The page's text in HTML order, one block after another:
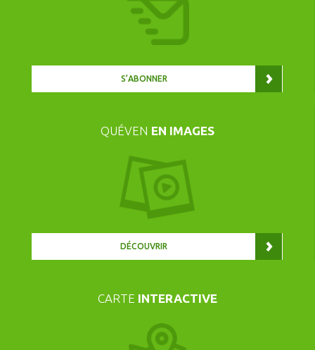
S’ABONNER
QUÉVEN EN IMAGES
DÉCOUVRIR
CARTE INTERACTIVE